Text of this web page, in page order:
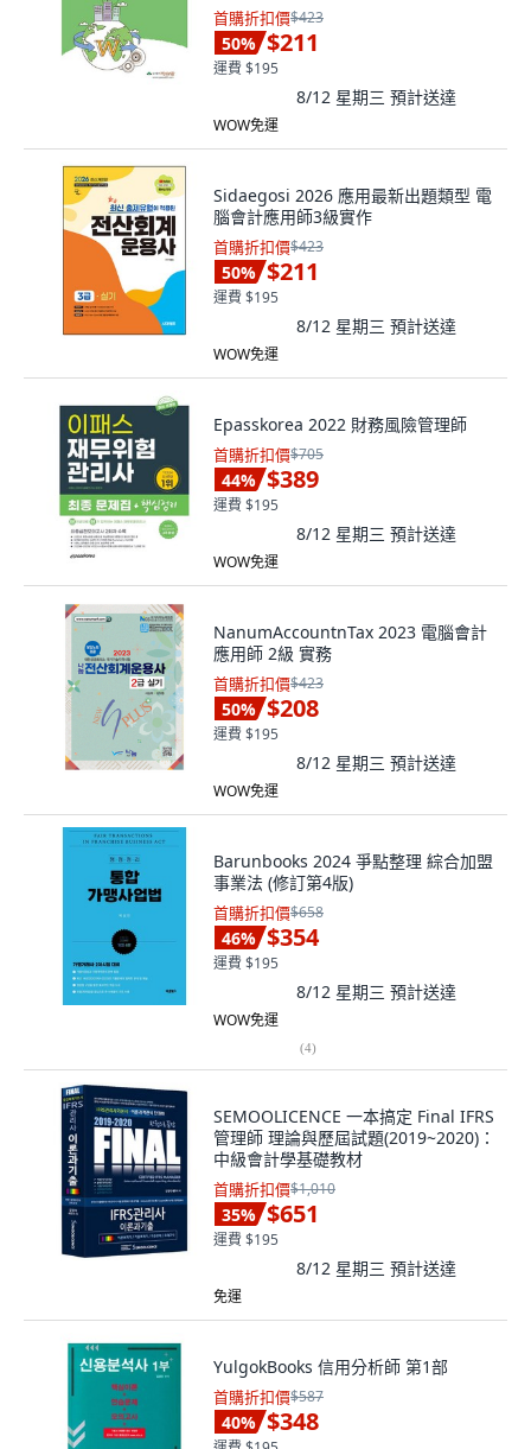
首購折扣價$423
50% $211
運費 $195
8/12 星期三 預計送達
WOW免運
Sidaegosi 2026 應用最新出題類型 電
腦會計應用師3級實作
首購折扣價$423
50% $211
運費 $195
8/12 星期三 預計送達
WOW免運
Epasskorea 2022 財務風險管理師
首購折扣價$705
44% $389
運費 $195
8/12 星期三 預計送達
WOW免運
NanumAccountnTax 2023 電腦會計
應用師 2級 實務
首購折扣價$423
50% $208
運費 $195
8/12 星期三 預計送達
WOW免運
Barunbooks 2024 爭點整理 綜合加盟
事業法 (修訂第4版)
首購折扣價$658
46% $354
運費 $195
8/12 星期三 預計送達
WOW免運
(4)
SEMOOLICENCE 一本搞定 Final IFRS
管理師 理論與歷屆試題(2019~2020)：
中級會計學基礎教材
首購折扣價$1,010
35% $651
運費 $195
8/12 星期三 預計送達
免運
YulgokBooks 信用分析師 第1部
首購折扣價$587
40% $348